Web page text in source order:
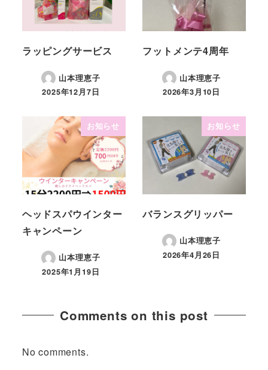
ラッピングサービス
山本理恵子
2025年12月7日
フットメンテ4周年
山本理恵子
2026年3月10日
お知らせ
ヘッドスパウインター
キャンペーン
山本理恵子
2025年1月19日
お知らせ
バランスグリッパー
山本理恵子
2026年4月26日
Comments on this post
No comments.